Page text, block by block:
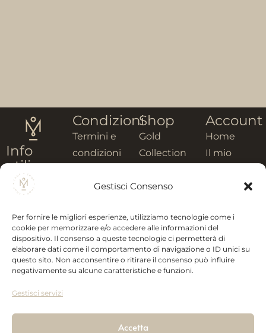
Gestisci Consenso
Per fornire le migliori esperienze, utilizziamo tecnologie come i
cookie per memorizzare e/o accedere alle informazioni del
dispositivo. Il consenso a queste tecnologie ci permetterà di
elaborare dati come il comportamento di navigazione o ID unici su
questo sito. Non acconsentire o ritirare il consenso può influire
negativamente su alcune caratteristiche e funzioni.
Gestisci servizi
Accetta
Info
utili
Montanaro
P. iva:
00523300762
Zona P.a.i.p.
85026,
Palazzo San
Condizioni
Termini e
condizioni
pagamento
Recesso
Privacy
online
Vai al Sito
Shop
Gold
Collection
Collection
Collection
Wedding
Collection
Gift box
Account
Home
Il mio
Newsletter